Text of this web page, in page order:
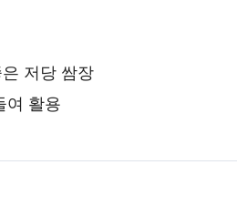
저당 쌈장
여 활용